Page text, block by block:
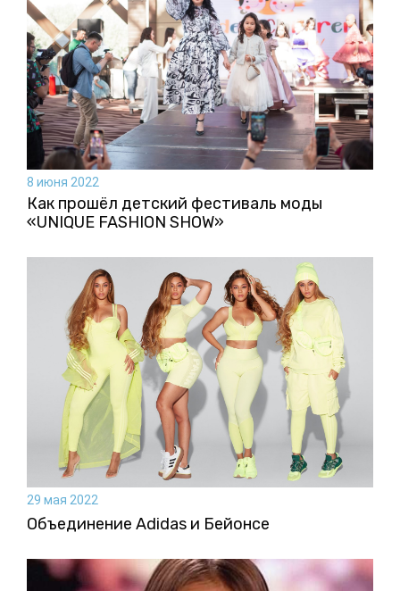
8 июня 2022
Как прошёл детский фестиваль моды
«UNIQUE FASHION SHOW»
29 мая 2022
Объединение Adidas и Бейонсе